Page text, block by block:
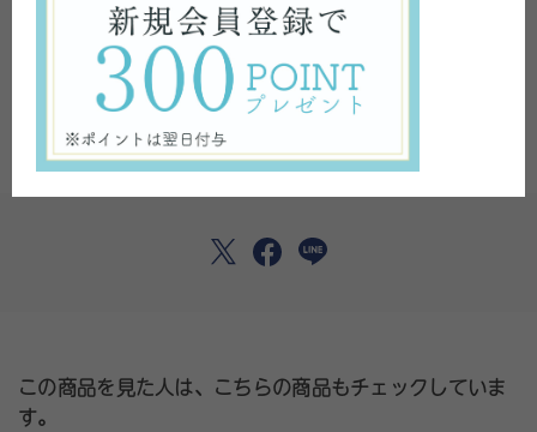
※季節・お肌の状態に合わせて、量を調整してください。
同シリーズのSローションとの併用をおすすめいたします。
この商品を見た人は、こちらの商品もチェックしていま
す。